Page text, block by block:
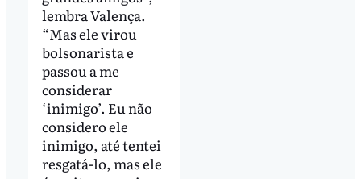
lembra Valença.
“Mas ele virou
bolsonarista e
passou a me
considerar
‘inimigo’. Eu não
considero ele
inimigo, até tentei
resgatá-lo, mas ele